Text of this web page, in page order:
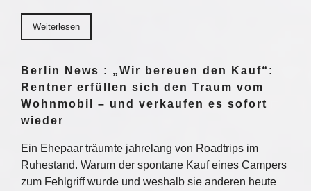
Weiterlesen
Berlin News : „Wir bereuen den Kauf“:
Rentner erfüllen sich den Traum vom
Wohnmobil – und verkaufen es sofort
wieder
Ein Ehepaar träumte jahrelang von Roadtrips im
Ruhestand. Warum der spontane Kauf eines Campers
zum Fehlgriff wurde und weshalb sie anderen heute